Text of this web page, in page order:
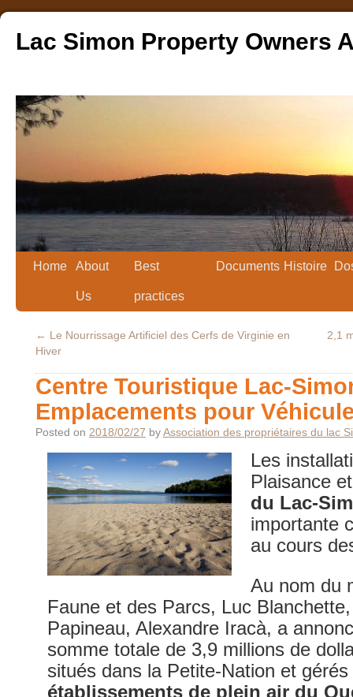
Lac Simon Property Owners
Home About
Us
Best
practices
Documents Histoire
← Le Nourrissage Artificiel des Cerfs de Virginie en
Hiver
2,1
Centre Touristique Lac-
Emplacements pour
Posted on 2018/02/27 byAssociation des propriétaires du lac
Les
Plaisance
du Lac-
importante
au cours
Au nom du
Faune et des Parcs, Luc
Papineau, Alexandre Iracà, a
somme totale de 3,9 millions de
situés dans la Petite-Nation et
établissements de plein air du